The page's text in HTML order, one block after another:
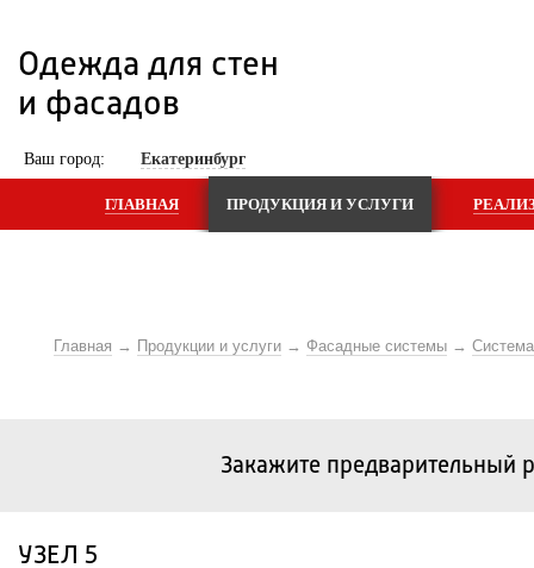
Одежда для стен
и фасадов
Ваш город: Екатеринбург
ГЛАВНАЯ ПРОДУКЦИЯ И УСЛУГИ
Главная Продукции и услуги Фасадные системы
Закажите предварительный
УЗЕЛ 5